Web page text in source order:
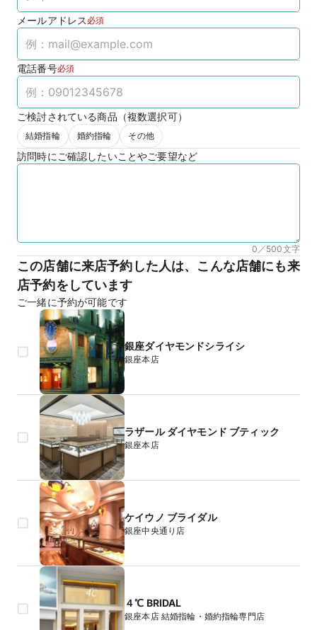
メールアドレス 必須
電話番号必須
ご検討されている商品（複数選択可）
結婚指輪 婚約指輪 その他
訪問時にご確認したいことやご要望など
0／500文字
この店舗に来店予約した人は、こんな店舗にも来
店予約をしています
ご一緒に予約が可能です
銀座ダイヤモンドシライシ
銀座本店
ラザール ダイヤモンド ブティック
銀座本店
ケイウノ ブライダル
銀座中央通り店
４℃ BRIDAL
銀座本店 結婚指輪・婚約指輪専門店